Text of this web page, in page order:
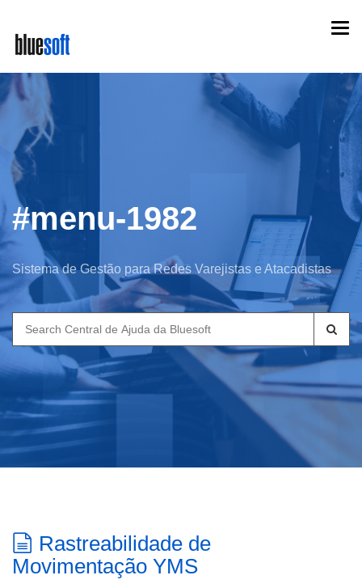
main
content
#menu-1982
Sistema de Gestão para Redes Varejistas e Atacadistas
Search
for:
Rastreabilidade de
Movimentação YMS